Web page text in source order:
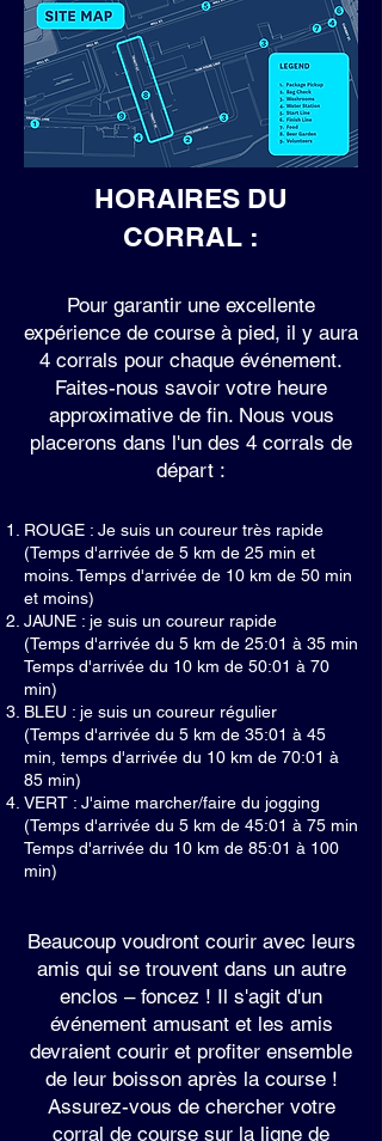
HORAIRES DU
CORRAL :
Pour garantir une excellente
expérience de course à pied, il y aura
4 corrals pour chaque événement.
Faites-nous savoir votre heure
approximative de fin. Nous vous
placerons dans l'un des 4 corrals de
départ :
ROUGE : Je suis un coureur très rapide
(Temps d'arrivée de 5 km de 25 min et
moins. Temps d'arrivée de 10 km de 50 min
et moins)
JAUNE : je suis un coureur rapide
(Temps d'arrivée du 5 km de 25:01 à 35 min
Temps d'arrivée du 10 km de 50:01 à 70
min)
BLEU : je suis un coureur régulier
(Temps d'arrivée du 5 km de 35:01 à 45
min, temps d'arrivée du 10 km de 70:01 à
85 min)
VERT : J'aime marcher/faire du jogging
(Temps d'arrivée du 5 km de 45:01 à 75 min
Temps d'arrivée du 10 km de 85:01 à 100
min)
Beaucoup voudront courir avec leurs
amis qui se trouvent dans un autre
enclos – foncez ! Il s'agit d'un
événement amusant et les amis
devraient courir et profiter ensemble
de leur boisson après la course !
Assurez-vous de chercher votre
corral de course sur la ligne de